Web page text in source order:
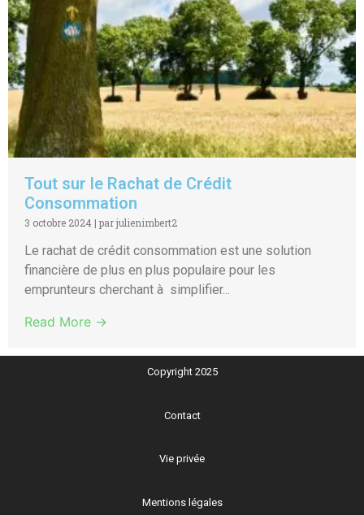
Tout sur le Rachat de Crédit
Consommation
3 octobre 2024 | par julienimbert2
Le rachat de crédit consommation est une solution
financière de plus en plus populaire pour les
emprunteurs cherchant à simplifier...
Read More →
Copyright 2025
Contact
Vie privée
Mentions légales